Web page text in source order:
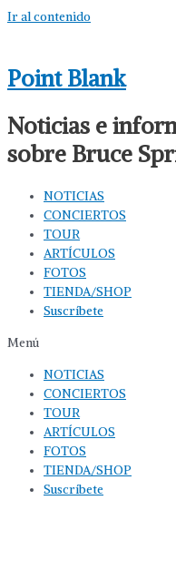
Ir al contenido
Point Blank
Noticias e
sobre Bruce
NOTICIAS
CONCIERTOS
TOUR
ARTÍCULOS
FOTOS
TIENDA/SHOP
Suscríbete
Menú
NOTICIAS
CONCIERTOS
TOUR
ARTÍCULOS
FOTOS
TIENDA/SHOP
Suscríbete